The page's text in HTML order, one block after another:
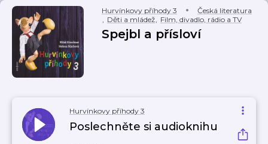
Hurvínkovy příhody 3
Česká literatura
, Děti a mládež, Film, divadlo, rádio a TV
Spejbl a přísloví
Hurvínkovy příhody 3
Poslechněte si audioknihu